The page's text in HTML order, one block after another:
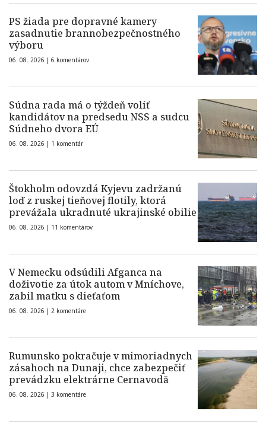
PS žiada pre dopravné kamery
zasadnutie brannobezpečnostného
výboru
06. 08. 2026 | 6 komentárov
Súdna rada má o týždeň voliť
kandidátov na predsedu NSS a sudcu
Súdneho dvora EÚ
06. 08. 2026 | 1 komentár
Štokholm odovzdá Kyjevu zadržanú
loď z ruskej tieňovej flotily, ktorá
prevážala ukradnuté ukrajinské obilie
06. 08. 2026 | 11 komentárov
V Nemecku odsúdili Afganca na
doživotie za útok autom v Mníchove,
zabil matku s dieťaťom
06. 08. 2026 | 2 komentáre
Rumunsko pokračuje v mimoriadnych
zásahoch na Dunaji, chce zabezpečiť
prevádzku elektrárne Cernavodă
06. 08. 2026 | 3 komentáre